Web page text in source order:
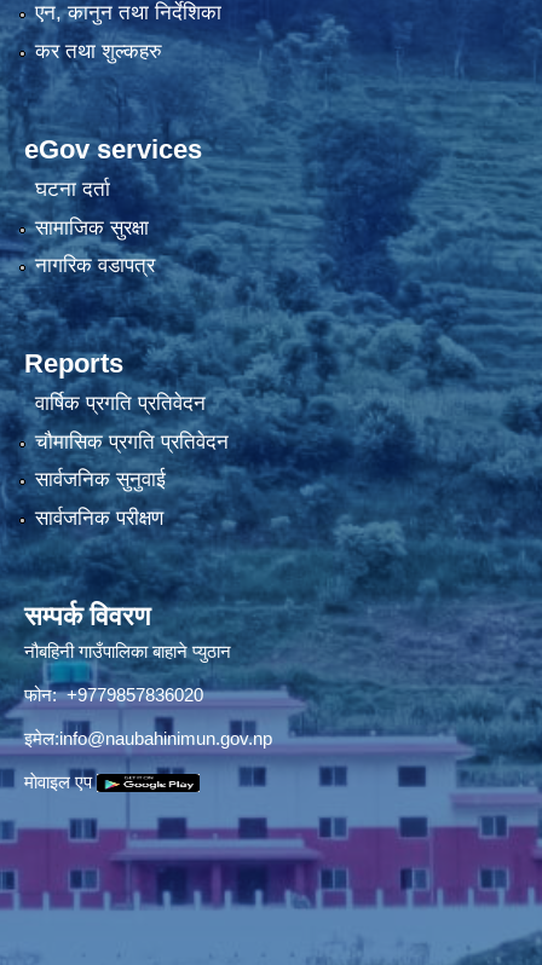
एन, कानुन तथा निर्देशिका
कर तथा शुल्कहरु
eGov services
घटना दर्ता
सामाजिक सुरक्षा
नागरिक वडापत्र
Reports
वार्षिक प्रगति प्रतिवेदन
चौमासिक प्रगति प्रतिवेदन
सार्वजनिक सुनुवाई
सार्वजनिक परीक्षण
सम्पर्क विवरण
नौबहिनी गाउँपालिका बाहाने प्युठान
फोन: +9779857836020
इमेल:info@naubahinimun.gov.np
माेवाइल एप